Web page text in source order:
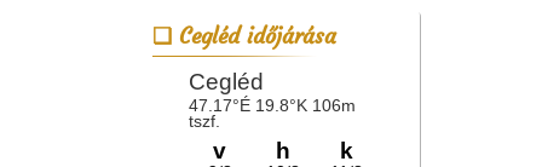
Cegléd időjárása